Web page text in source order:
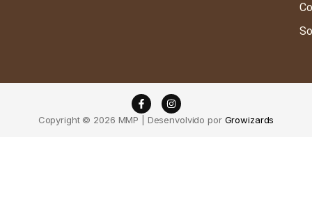
Copyright © 2026 MMP | Desenvolvido por Growizards